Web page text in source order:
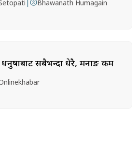
| Bhawanath Humagain
धनुषाबाट सबैभन्दा धेरै, मनाङ कम